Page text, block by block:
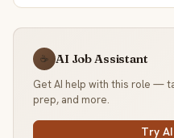
☕ AI Job Assistant
Get AI help with this role —
prep, and more.
Try